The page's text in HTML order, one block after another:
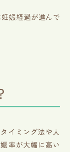
娠経過が進んで
イミング法や人
率が大幅に高い